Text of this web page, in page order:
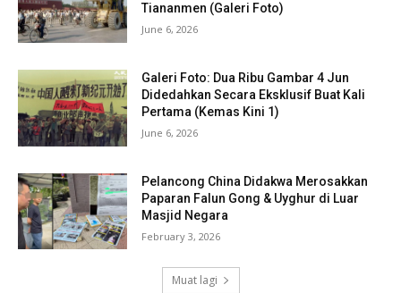
Tiananmen (Galeri Foto)
June 6, 2026
Galeri Foto: Dua Ribu Gambar 4 Jun
Didedahkan Secara Eksklusif Buat Kali
Pertama (Kemas Kini 1)
June 6, 2026
Pelancong China Didakwa Merosakkan
Paparan Falun Gong & Uyghur di Luar
Masjid Negara
February 3, 2026
Muat lagi